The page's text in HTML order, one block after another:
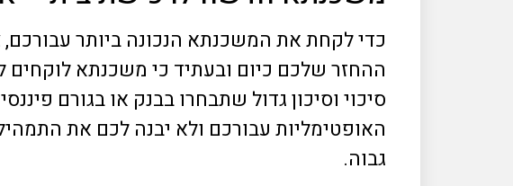
כדי לקחת את המשכנתא הנכונה ביותר
ההחזר שלכם כיום ובעתיד כי משכנתא לוקחים
סיכוי וסיכון גדול שתבחרו בבנק או בגורם
האופטימליות עבורכם ולא יבנה לכם את
גבוה.